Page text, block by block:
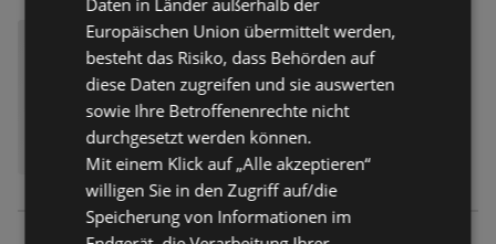
Daten in Länder außerhalb der
Europäischen Union übermittelt werden,
besteht das Risiko, dass Behörden auf
diese Daten zugreifen und sie auswerten
sowie Ihre Betroffenenrechte nicht
durchgesetzt werden können.
Mit einem Klick auf „Alle akzeptieren“
willigen Sie in den Zugriff auf/die
Speicherung von Informationen im